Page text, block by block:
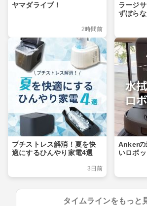
ヤマダライブ！
2時間前
ラージ
ずぼら
プチストレス解消！夏を快
適にするひんやり家電4選
3日前
Ankerの
いロボ
タイムラインをもっと